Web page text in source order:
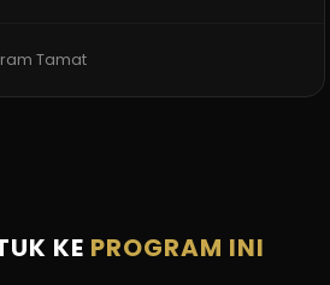
Tamat
KE PROGRAM INI